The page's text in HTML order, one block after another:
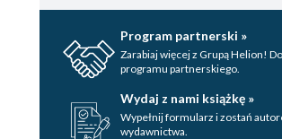
Program partnerski »
Zarabiaj więcej z Grupą Helion!
programu partnerskiego.
Wydaj z nami książkę »
Wypełnij formularz i zostań
wydawnictwa.